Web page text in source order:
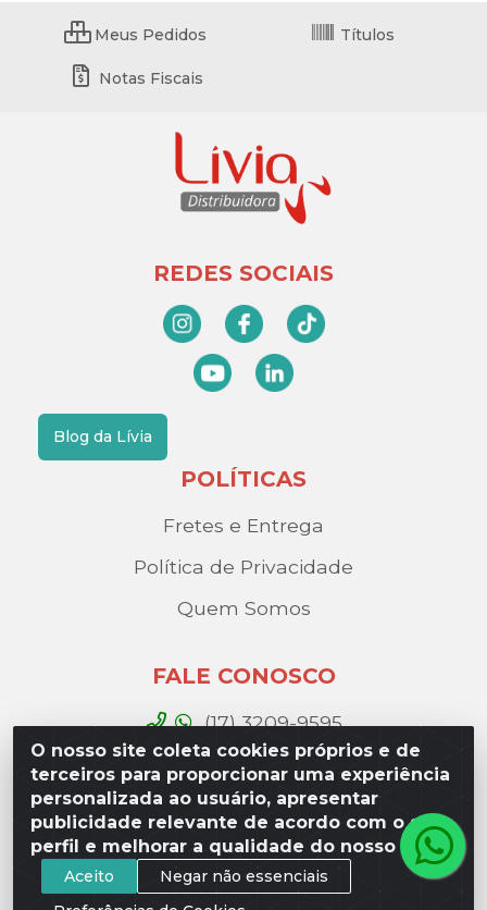
O nosso site coleta cookies próprios e de
terceiros para proporcionar uma experiência
personalizada ao usuário, apresentar
publicidade relevante de acordo com o seu
perfil e melhorar a qualidade do nosso site.
Aceito
Negar não essenciais
Meus Pedidos Títulos
Notas Fiscais
REDES SOCIAIS
Blog da Lívia
POLÍTICAS
Fretes e Entrega
Política de Privacidade
Quem Somos
FALE CONOSCO
(17) 3209-9595
contato@liviadistribuidora.com.br
BAIXE NOSSO APP